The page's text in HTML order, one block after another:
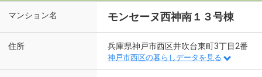
マンション名 モンセーヌ西神南１３号棟
住所 兵庫県神戸市西区井吹台東町3丁目2番
神戸市西区の暮らしデータを見る